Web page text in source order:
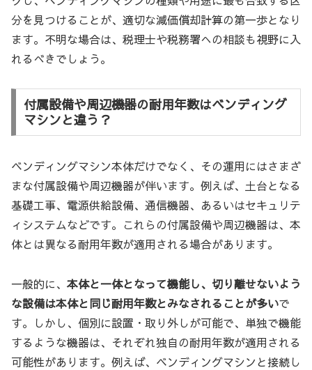
分を見つけることが、適切な減価償却計算の第一歩となり
ます。不明な場合は、税理士や税務署への相談も視野に入
れるべきでしょう。
付属設備や周辺機器の耐用年数はベンディング
マシンと違う？
ベンディングマシン本体だけでなく、その運用にはさまざ
まな付属設備や周辺機器が伴います。例えば、土台となる
基礎工事、電源供給設備、通信機器、あるいはセキュリテ
ィシステムなどです。これらの付属設備や周辺機器は、本
体とは異なる耐用年数が適用される場合があります。
一般的に、 本体と一体となって機能し、切り離せないよう
な設備は本体と同じ耐用年数とみなされることが多いで
す。しかし、個別に設置・取り外しが可能で、単独で機能
するような機器は、それぞれ独自の耐用年数が適用される
可能性があります。例えば、ベンディングマシンと接続し